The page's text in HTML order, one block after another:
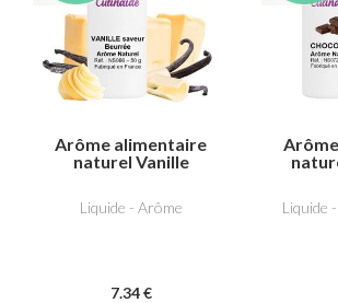
Arôme alimentaire
naturel Vanille
Liquide - Arôme
7.34 €
Liquide